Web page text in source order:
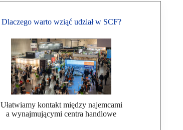
Dlaczego warto wziąć udział w SCF?
Ułatwiamy kontakt między najemcami
a wynajmującymi centra handlowe